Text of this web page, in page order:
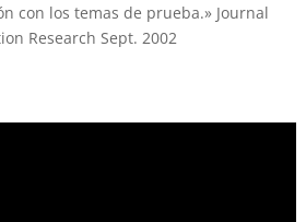
con los temas de prueba.» Journal
Research Sept. 2002